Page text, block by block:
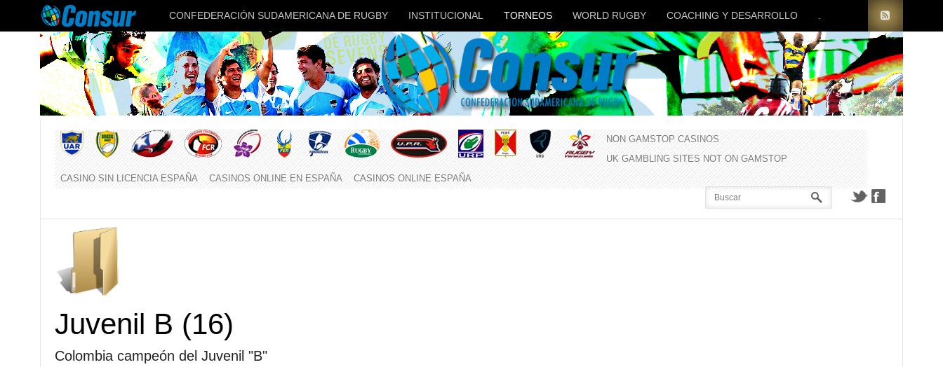
CONFEDERACIÓN SUDAMERICANA DE RUGBY INSTITUCIONAL TORNEOS WORLD RUGBY COACHING Y DESARROLLO
NON GAMSTOP CASINOS
UK GAMBLING SITES NOT ON GAMSTOP
CASINO SIN LICENCIA ESPAÑA
CASINOS ONLINE EN ESPAÑA CASINOS ONLINE ESPAÑA
Juvenil B (16)
Colombia campeón del Juvenil "B"